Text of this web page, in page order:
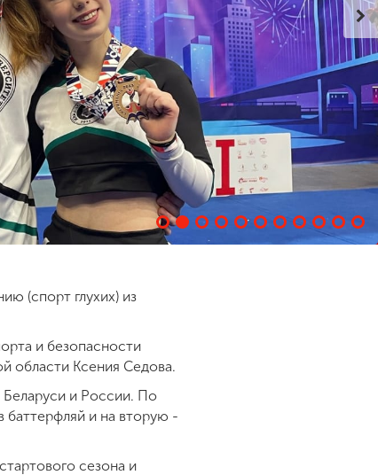
(спорт глухих) из
и безопасности
области Ксения Седова.
Беларуси и России. По
баттерфляй и на вторую -
сезона и